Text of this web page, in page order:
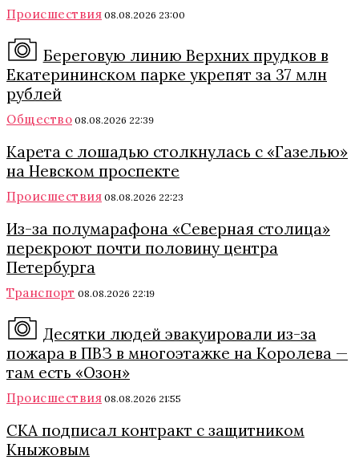
Происшествия 08.08.2026 23:00
Береговую линию Верхних прудков в
Екатерининском парке укрепят за 37 млн
рублей
Общество 08.08.2026 22:39
Карета с лошадью столкнулась с «Газелью»
на Невском проспекте
Происшествия 08.08.2026 22:23
Из-за полумарафона «Северная столица»
перекроют почти половину центра
Петербурга
Транспорт 08.08.2026 22:19
Десятки людей эвакуировали из-за
пожара в ПВЗ в многоэтажке на Королева —
там есть «Озон»
Происшествия 08.08.2026 21:55
СКА подписал контракт с защитником
Кныжовым